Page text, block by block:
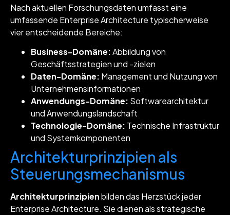
Nach aktuellen Forschungsdaten umfasst eine
umfassende Enterprise Architecture typischerweise
vier entscheidende Bereiche:
Business-Domäne:Abbildung von
Geschäftsstrategien und -zielen
Daten-Domäne: Management und Nutzung von
Unternehmensinformationen
Anwendungs-Domäne: Softwarearchitektur
und Anwendungslandschaft
Technologie-Domäne: Technische Infrastruktur
und Systemkomponenten
Architekturprinzipien als
Steuerungsmechanismus
Architekturprinzipienbilden das Herzstück jeder
Enterprise Architecture. Sie dienen als strategische